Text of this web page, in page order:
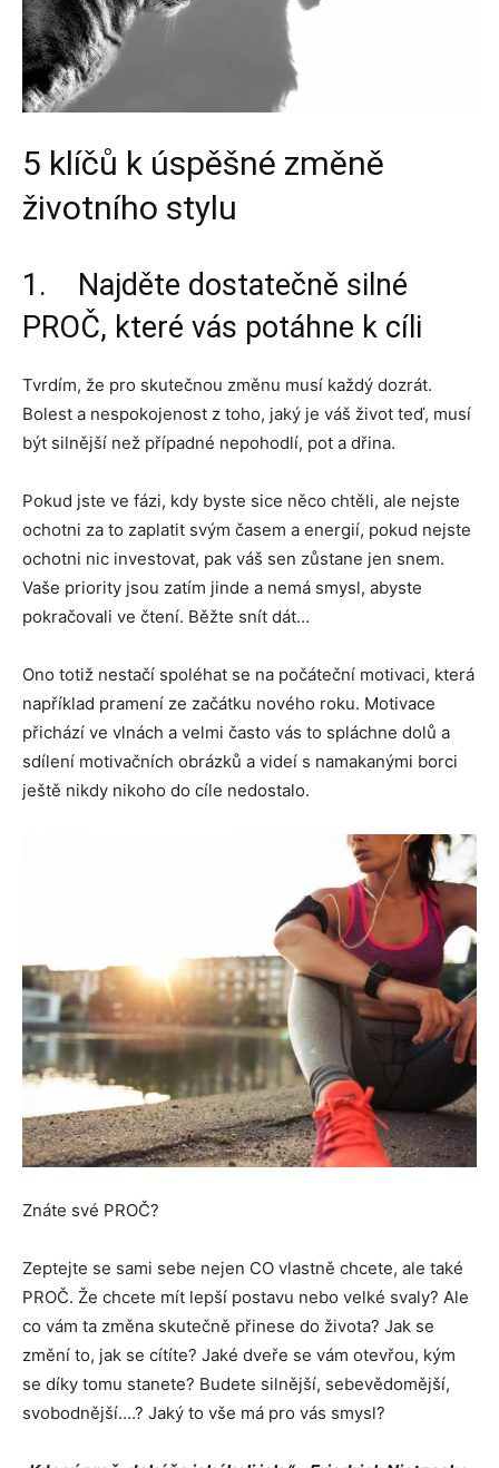
5 klíčů k úspěšné změně
životního stylu
1. Najděte dostatečně silné
PROČ, které vás potáhne k cíli
Tvrdím, že pro skutečnou změnu musí každý dozrát.
Bolest a nespokojenost z toho, jaký je váš život teď, musí
být silnější než případné nepohodlí, pot a dřina.
Pokud jste ve fázi, kdy byste sice něco chtěli, ale nejste
ochotni za to zaplatit svým časem a energií, pokud nejste
ochotni nic investovat, pak váš sen zůstane jen snem.
Vaše priority jsou zatím jinde a nemá smysl, abyste
pokračovali ve čtení. Běžte snít dát…
Ono totiž nestačí spoléhat se na počáteční motivaci, která
například pramení ze začátku nového roku. Motivace
přichází ve vlnách a velmi často vás to spláchne dolů a
sdílení motivačních obrázků a videí s namakanými borci
ještě nikdy nikoho do cíle nedostalo.
Znáte své PROČ?
Zeptejte se sami sebe nejen CO vlastně chcete, ale také
PROČ. Že chcete mít lepší postavu nebo velké svaly? Ale
co vám ta změna skutečně přinese do života? Jak se
změní to, jak se cítíte? Jaké dveře se vám otevřou, kým
se díky tomu stanete? Budete silnější, sebevědomější,
svobodnější….? Jaký to vše má pro vás smysl?